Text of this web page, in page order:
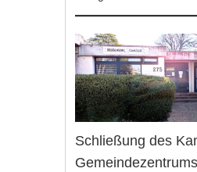
Schließung des